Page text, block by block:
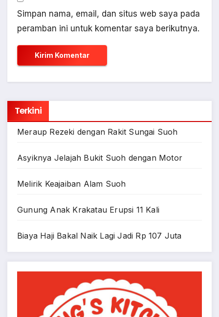
Simpan nama, email, dan situs web saya pada
peramban ini untuk komentar saya berikutnya.
Terkini
Meraup Rezeki dengan Rakit Sungai Suoh
Asyiknya Jelajah Bukit Suoh dengan Motor
Melirik Keajaiban Alam Suoh
Gunung Anak Krakatau Erupsi 11 Kali
Biaya Haji Bakal Naik Lagi Jadi Rp 107 Juta